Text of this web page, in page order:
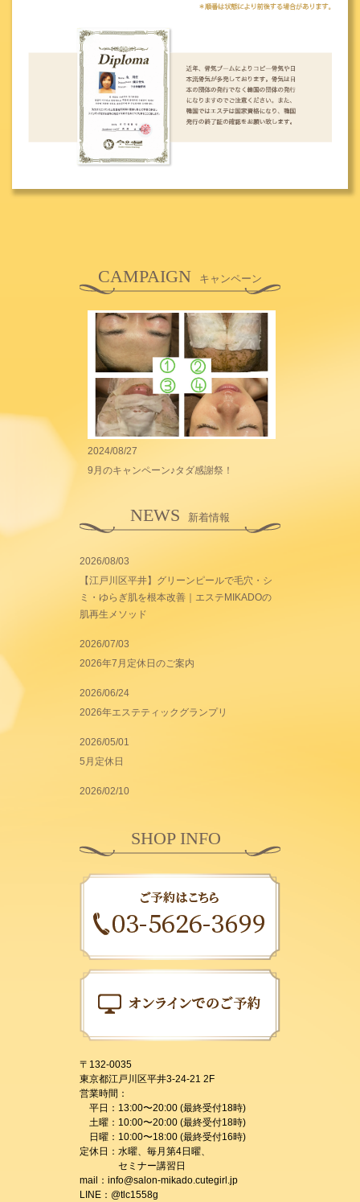
CAMPAIGN キャンペーン
2024/08/27
9月のキャンペーン♪タダ感謝祭！
NEWS 新着情報
2026/08/03
【江戸川区平井】グリーンピールで毛穴・シ
ミ・ゆらぎ肌を根本改善｜エステMIKADOの
肌再生メソッド
2026/07/03
2026年7月定休日のご案内
2026/06/24
2026年エステティックグランプリ
2026/05/01
5月定休日
2026/02/10
SHOP INFO
〒132-0035
東京都江戸川区平井3-24-21 2F
営業時間：
平日：13:00〜20:00 (最終受付18時)
土曜：10:00〜20:00 (最終受付18時)
日曜：10:00〜18:00 (最終受付16時)
定休日：水曜、毎月第4日曜、
セミナー講習日
mail：info@salon-mikado.cutegirl.jp
LINE：@tlc1558g